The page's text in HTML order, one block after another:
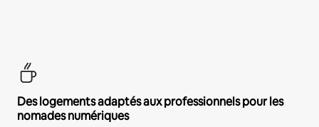
Des logements adaptés aux professionnels pour les
nomades numériques